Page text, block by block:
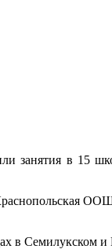
занятия в 15
в Семилукском